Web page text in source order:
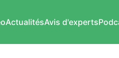
ActualitésAvis d'experts